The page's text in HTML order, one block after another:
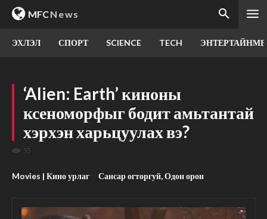
MFCNews
ЭХЛЭЛ СПОРТ SCIENCE TECH
‘Alien: Earth’ киноны
ксеноморфыг бодит амьтантай
хэрхэн харьцуулах вэ?
55
Movies | Кино урлаг Сансар огторгуй, Одон орон